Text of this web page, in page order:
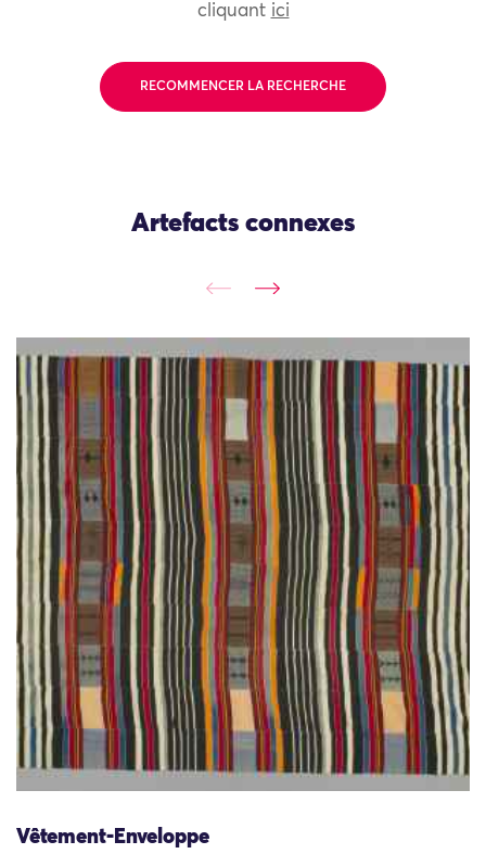
cliquant ici
RECOMMENCER LA RECHERCHE
Artefacts connexes
Vêtement-Enveloppe